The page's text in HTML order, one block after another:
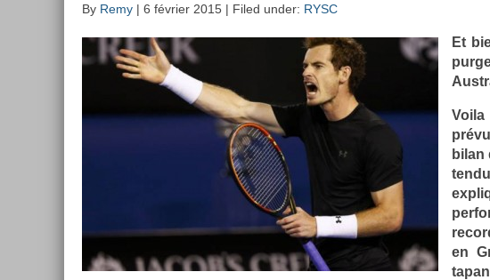
By Remy | 6 février 2015 | Filed under: RYSC
Et
en